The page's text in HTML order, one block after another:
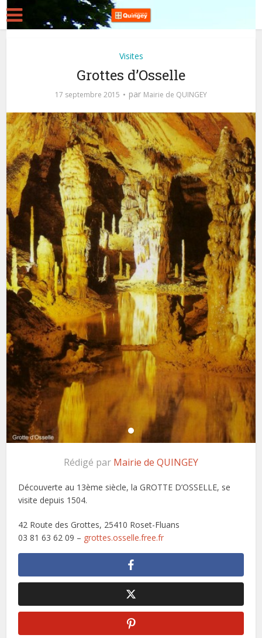
Visites
Grottes d’Osselle
17 septembre 2015 par Mairie de QUINGEY
Rédigé par Mairie de QUINGEY
Découverte au 13ème siècle, la GROTTE D’OSSELLE, se
visite depuis 1504.
42 Route des Grottes, 25410 Roset-Fluans
03 81 63 62 09 – grottes.osselle.free.fr